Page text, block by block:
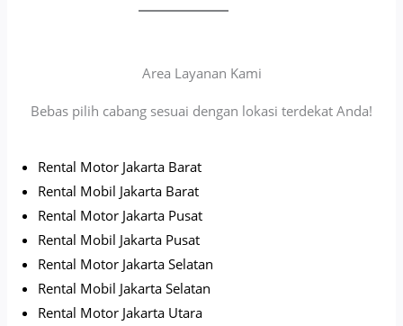
Area Layanan Kami
Bebas pilih cabang sesuai dengan lokasi terdekat Anda!
Rental Motor Jakarta Barat
Rental Mobil Jakarta Barat
Rental Motor Jakarta Pusat
Rental Mobil Jakarta Pusat
Rental Motor Jakarta Selatan
Rental Mobil Jakarta Selatan
Rental Motor Jakarta Utara